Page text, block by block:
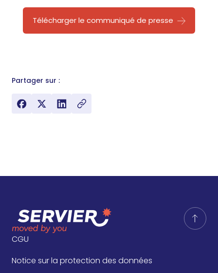
Télécharger le communiqué de presse
Partager sur :
CGU
Notice sur la protection des données